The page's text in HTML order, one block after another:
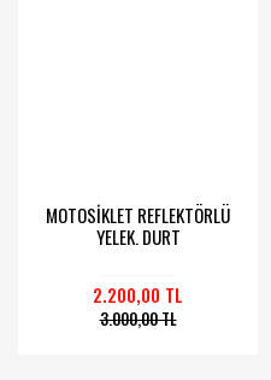
MOTOSİKLET REFLEKTÖRLÜ
YELEK. DURT
2.200,00 TL
3.000,00 TL